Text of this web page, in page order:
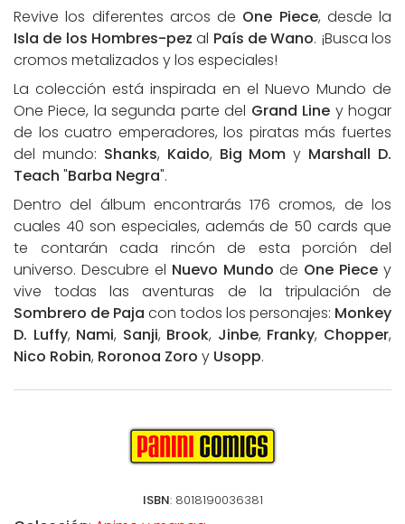
Revive los diferentes arcos de One Piece, desde la
Isla de los Hombres-pez al País de Wano. ¡Busca los
cromos metalizados y los especiales!
La colección está inspirada en el Nuevo Mundo de
One Piece, la segunda parte del Grand Line y hogar
de los cuatro emperadores, los piratas más fuertes
del mundo: Shanks, Kaido, Big Mom y Marshall D.
Teach "Barba Negra".
Dentro del álbum encontrarás 176 cromos, de los
cuales 40 son especiales, además de 50 cards que
te contarán cada rincón de esta porción del
universo. Descubre el Nuevo Mundo de One Piece y
vive todas las aventuras de la tripulación de
Sombrero de Paja con todos los personajes: Monkey
D. Luffy, Nami, Sanji, Brook, Jinbe, Franky, Chopper,
Nico Robin, Roronoa Zoro y Usopp.
ISBN: 8018190036381